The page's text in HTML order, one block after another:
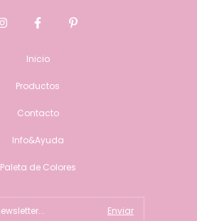
Inicio
Productos
Contacto
Info&Ayuda
Paleta de Colores